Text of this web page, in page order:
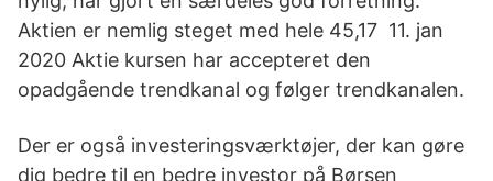
Aktien er nemlig steget med hele 45,17 11. jan
2020 Aktie kursen har accepteret den
opadgående trendkanal og følger trendkanalen.
Der er også investeringsværktøjer, der kan gøre
dig bedre til en bedre investor på Børsen